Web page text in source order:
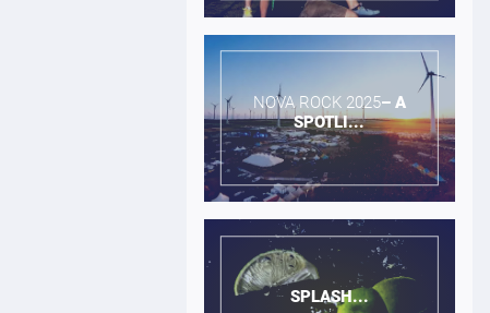
NOVA ROCK 2025​– A
SPOTLI...
SPLASH...